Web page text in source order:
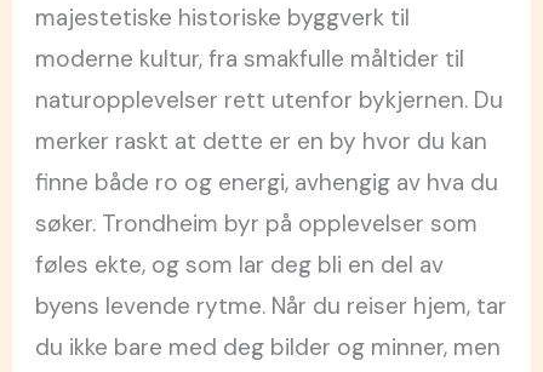
majestetiske historiske byggverk til
moderne kultur, fra smakfulle måltider til
naturopplevelser rett utenfor bykjernen. Du
merker raskt at dette er en by hvor du kan
finne både ro og energi, avhengig av hva du
søker. Trondheim byr på opplevelser som
føles ekte, og som lar deg bli en del av
byens levende rytme. Når du reiser hjem, tar
du ikke bare med deg bilder og minner, men